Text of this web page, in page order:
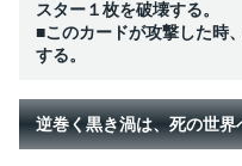
スター１枚を破壊する。
■このカードが攻撃した時
する。
逆巻く黒き渦は、死の世界